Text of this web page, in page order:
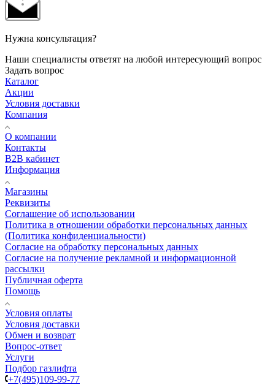
Нужна консультация?
Наши специалисты ответят на любой интересующий вопрос
Задать вопрос
Каталог
Акции
Условия доставки
Компания
О компании
Контакты
B2B кабинет
Информация
Магазины
Реквизиты
Соглашение об использовании
Политика в отношении обработки персональных данных
(Политика конфиденциальности)
Согласие на обработку персональных данных
Согласие на получение рекламной и информационной
рассылки
Публичная оферта
Помощь
Условия оплаты
Условия доставки
Обмен и возврат
Вопрос-ответ
Услуги
Подбор газлифта
+7(495)109-99-77